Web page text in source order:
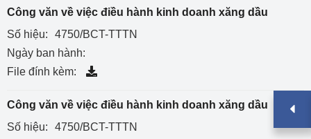
Công văn về việc điều hành kinh doanh xăng dầu
Số hiệu:
4750/BCT-TTTN
Ngày ban hành:
File đính kèm:
Công văn về việc điều hành kinh doanh xăng dầu
Số hiệu:
4750/BCT-TTTN